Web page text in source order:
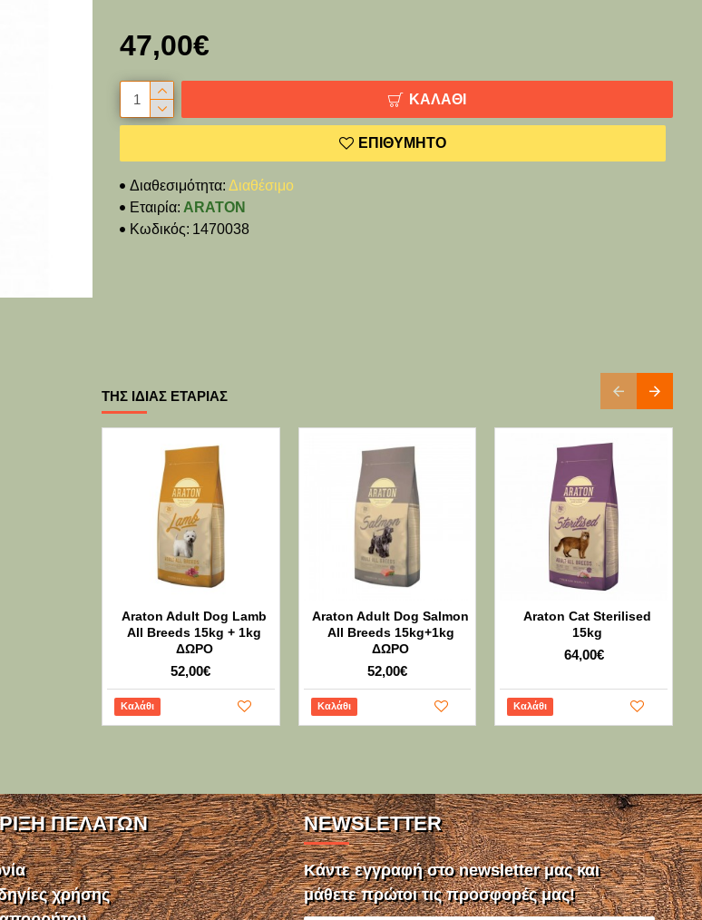
Διαθεσιμότητα: Διαθέσιμο
Εταιρία: ARATON
Κωδικός: 1470038
47,00€
ΚΑΛΆΘΙ
ΕΠΙΘΥΜΗΤΌ
ΤΗΣ ΊΔΙΑΣ ΕΤΑΡΊΑΣ
Araton Adult Dog Lamb
All Breeds 15kg + 1kg
ΔΩΡΟ
52,00€
Καλάθι
Araton Adult Dog Salmon
All Breeds 15kg+1kg
ΔΩΡΟ
52,00€
Καλάθι
Araton Cat Sterilised
15kg
64,00€
Καλάθι
ΠΕΛΑΤΏΝ
χρήσης
NEWSLETTER
Κάντε εγγραφή στο newsletter μας και
μάθετε πρώτοι τις προσφορές μας!